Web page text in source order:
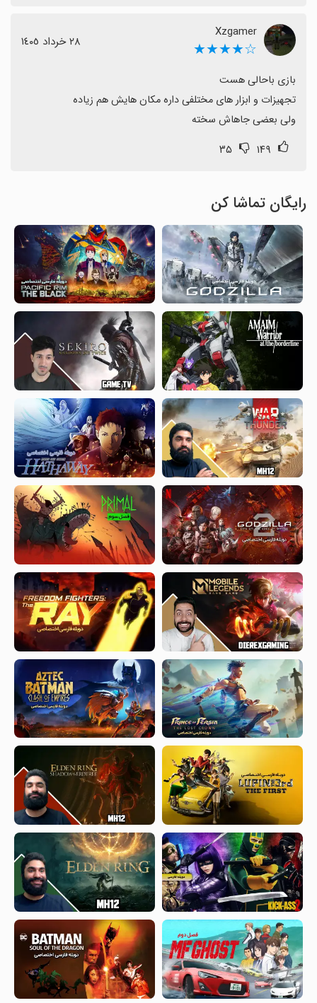
Xzgamer
☆★★★★ ٢٨ خرداد ١٤٠٥
ولی بعضی جاهاش سخته
۱۴۹ ۳۵
رایگان تماشا کن